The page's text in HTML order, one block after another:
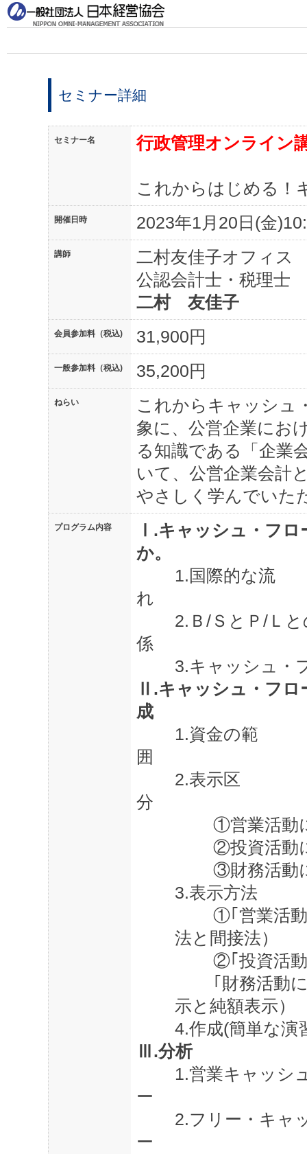
セミナー詳細
セミナー名 行政管理オンライン
これからはじめる！
開催日時 2023年1月20日(金
講師
二村友佳子オフィス
公認会計士・税理士
二村 友佳子
会員参加料（税込) 31,900円
一般参加料（税込) 35,200円
ねらい
これからキャッシュ
象に、公営企業にお
る知識である「企業
いて、公営企業会計
やさしく学んでいた
プログラム内容 .キャッシュ・フロ
か。
1.国際的な流
れ
2. Ｂ / ＳとＰ / Ｌ
係
3.キャッシュ・
.キャッシュ・フロ
成
1.資金の範
囲
2.表示区
分
①営業活動
②投資活動
③財務活動
3.表示方法
①｢営業活
法と間接法）
②｢投資活
｢財務活動
示と純額表示）
4.作成(簡単な演
.分析
1.営業キャッシ
ー
2.フリー・キャ
ー